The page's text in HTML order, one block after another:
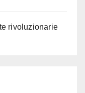
rivoluzionarie